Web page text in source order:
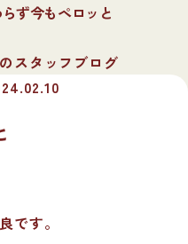
ず今もペロッと
スタッフブログ
です。